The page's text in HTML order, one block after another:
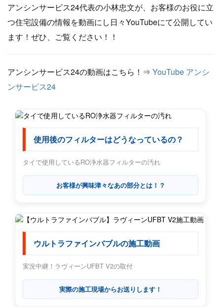
アンシンサービス24代表の小林忠文が、お客様のお役に立
つ住宅設備の情報を動画にし日々YouTubeにて公開してい
ます！ぜひ、ご覧ください！！
アンシンサービス24の動画はこちら！⇒ YouTube アンシ
ンサービス24
使用後のフィルターはどうなっているの？
タイで使用しているRO浄水器フィルターの汚れ
お客様が興味津々なあの部分とは！？
ウルトラファインバブルの施工動画
実況中継！ラヴィーンUFBT V2の取付
実際の施工現場からお送りします！